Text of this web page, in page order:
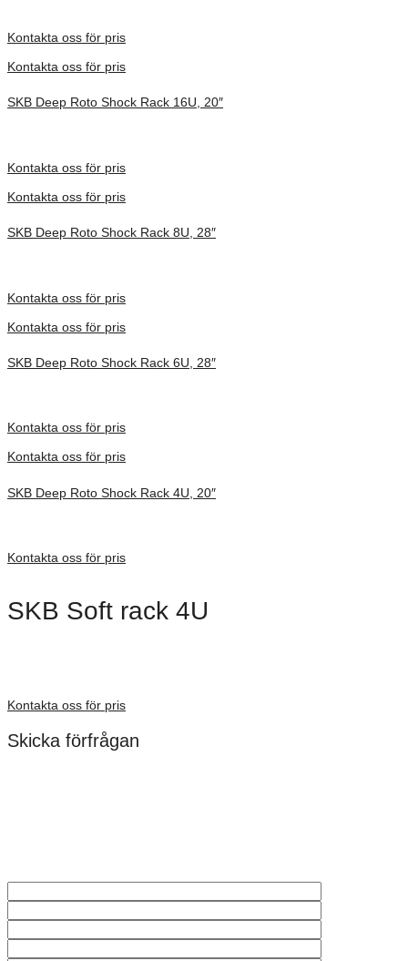
Kontakta oss för pris
Kontakta oss för pris
SKB Deep Roto Shock Rack 16U, 20″
Kontakta oss för pris
Kontakta oss för pris
SKB Deep Roto Shock Rack 8U, 28″
Kontakta oss för pris
Kontakta oss för pris
SKB Deep Roto Shock Rack 6U, 28″
Kontakta oss för pris
Kontakta oss för pris
SKB Deep Roto Shock Rack 4U, 20″
Kontakta oss för pris
SKB Soft rack 4U
Kontakta oss för pris
Skicka förfrågan